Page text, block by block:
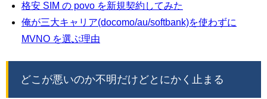
格安 SIM の povo を新規契約してみた
俺が三大キャリア(docomo/au/softbank)を使わずに
MVNO を選ぶ理由
どこが悪いのか不明だけどとにかく止まる